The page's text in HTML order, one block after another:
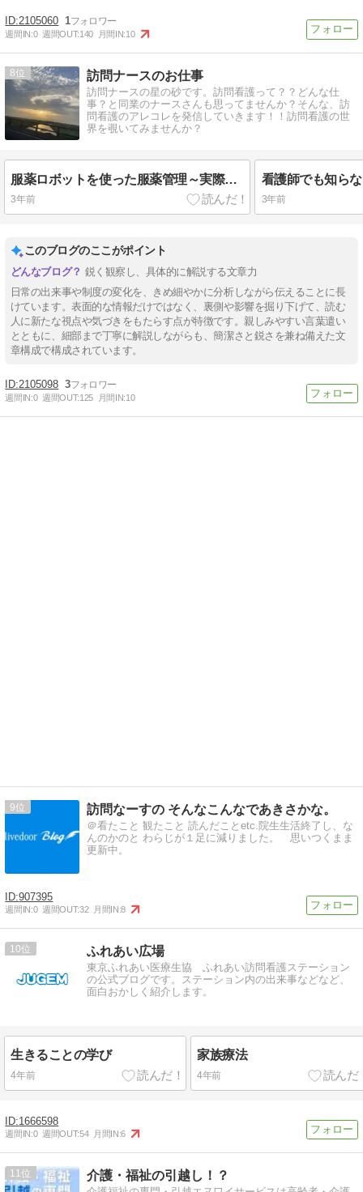
2105060 1
週間IN:0 週間OUT:140 月間IN:10
8 訪問ナースのお仕事
訪問ナースの星の砂です。訪問看護って？？どんな仕
事？と同業のナースさんも思ってませんか？そんな、訪
問看護のアレコレを発信していきます！！訪問看護の世
界を覗いてみませんか？
服薬ロボットを使った服薬管理～実際使ってみた結果は！？～
3年前 3年前
このブログのここがポイント
鋭く観察し、具体的に解説する文章力
日常の出来事や制度の変化を、きめ細やかに分析しながら伝えることに長
けています。表面的な情報だけではなく、裏側や影響を掘り下げて、読む
人に新たな視点や気づきをもたらす点が特徴です。親しみやすい言葉遣い
とともに、細部まで丁寧に解説しながらも、簡潔さと鋭さを兼ね備えた文
章構成で構成されています。
2105098 3
週間IN:0 週間OUT:125 月間IN:10
9 訪問なーすの そんなこんなであきさかな。
＠看たこと 観たこと 読んだことetc.院生生活終了し、な
んのかのと わらじが１足に減りました。 思いつくまま
更新中。
907395
週間IN:0 週間OUT:32 月間IN:8
10 ふれあい広場
東京ふれあい医療生協 ふれあい訪問看護ステーション
の公式ブログです。ステーション内の出来事などなど、
面白おかしく紹介します。
生きることの学び
4年前
家族療法
4年前
1666598
週間IN:0 週間OUT:54 月間IN:6
11 介護・福祉の引越し！？